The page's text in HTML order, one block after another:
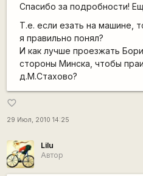
Спасибо за подробности!
Т.е. если езать на машине,
я правильно понял?
И как лучше проезжать
стороны Минска, чтобы
д.М.Стахово?
favorite_border
29 Июл, 2010 14:25
Lilu
Автор